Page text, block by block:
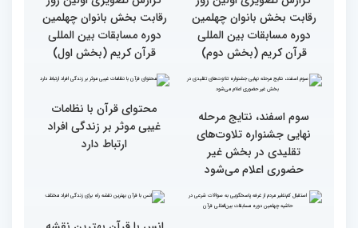
گزارش تصویری بازدید
متسابقین چهلمین دوره
مسابقات بین المللی قرآن
کریم از باغ موزه دفاع
مقدس(بخش اول)
جزئیات دومین روز رقابت
بخش برادران مسابقات
بین‌المللی قرآن کریم
گزارش تصویری اولین روز
رقابت بخش بانوان چهلمین
دوره مسابقات بین المللی
قرآن کریم (بخش دوم)
گزارش تصویری اولین روز
قرآن کریم (بخش اول)